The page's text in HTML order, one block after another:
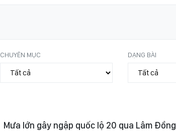
CHUYÊN MỤC DẠNG BÀI
Mưa lớn gây ngập quốc lộ 20 qua Lâm Đồng